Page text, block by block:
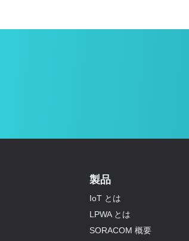
製品
IoT とは
LPWA とは
SORACOM 概要